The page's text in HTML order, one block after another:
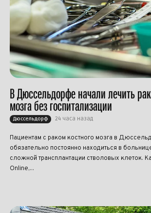
В Дюссельдорфе начали лечить
мозга без госпитализации
Дюссельдорф 24 часа назад
Пациентам с раком костного мозга в
обязательно постоянно находиться в
сложной трансплантации стволовых клеток.
Online,...